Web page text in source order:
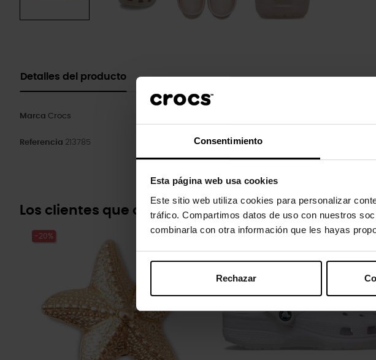
Consentimiento
Esta página web usa cookies
Este sitio web utiliza cookies para personalizar
tráfico. Compartimos datos de uso con nuestros
combinarla con otra información que les hayas
Rechazar
Detalles del producto
Marca Crocs
Referencia 213785
Los clientes que compraron este producto
-20%